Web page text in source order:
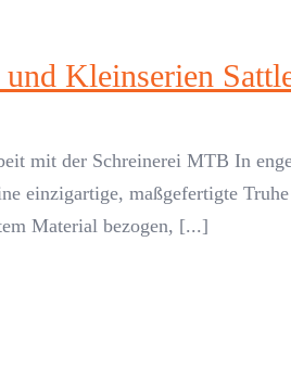
Kleinserien
mit der Schreinerei MTB In
einzigartige, maßgefertigte
Material bezogen, [...]